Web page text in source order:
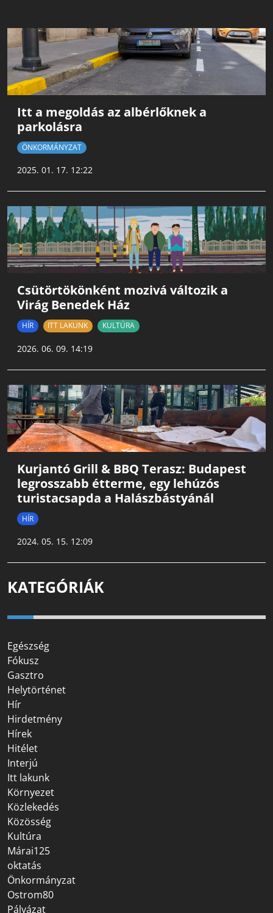
Itt a megoldás az albérlőknek a
parkolásra
ÖNKORMÁNYZAT
2025. 01. 17. 12:22
Csütörtökönként mozivá változik a
Virág Benedek Ház
HÍR ITT LAKUNK KULTÚRA
2026. 06. 09. 14:19
Kurjantó Grill & BBQ Terasz: Budapest
legrosszabb étterme, egy lehúzós
turistacsapda a Halászbástyánál
HÍR
2024. 05. 15. 12:09
KATEGÓRIÁK
Egészség
Fókusz
Gasztro
Helytörténet
Hír
Hirdetmény
Hírek
Hitélet
Interjú
Itt lakunk
Környezet
Közlekedés
Közösség
Kultúra
Márai125
oktatás
Önkormányzat
Ostrom80
Pályázat